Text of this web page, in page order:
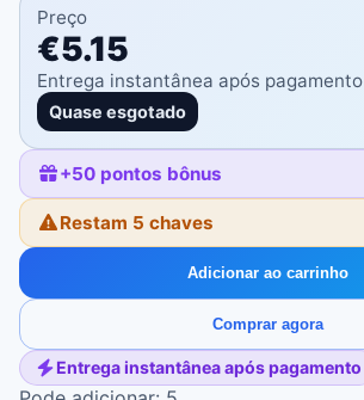
Preço
€5.15
Entrega instantânea após pagamento
Quase esgotado
+50 pontos bônus
Restam 5 chaves
Adicionar ao carrinho
Comprar agora
Entrega instantânea após pagamento